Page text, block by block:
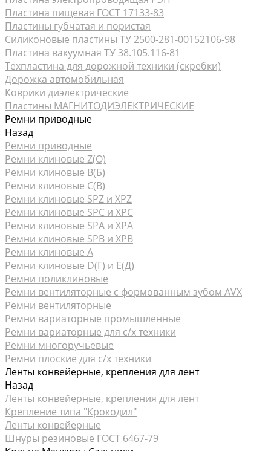
Пластина пищевая ГОСТ 17133-83
Пластины губчатая и пористая
Силиконовые пластины ТУ 2500-281-00152106-98
Пластина вакуумная ТУ 38.105.116-81
Техпластина для дорожной техники (скребки)
Дорожка автомобильная
Коврики диэлектрические
Пластины МАГНИТОДИЭЛЕКТРИЧЕСКИЕ
Ремни приводные
Назад
Ремни приводные
Ремни клиновые Z(О)
Ремни клиновые В(Б)
Ремни клиновые С(В)
Ремни клиновые SPZ и XPZ
Ремни клиновые SPC и XPC
Ремни клиновые SPA и XPA
Ремни клиновые SPB и XPB
Ремни клиновые А
Ремни клиновые D(Г) и Е(Д)
Ремни поликлиновые
Ремни вентиляторные с формованным зубом AVX
Ремни вентиляторные
Ремни вариаторные промышленные
Ремни вариаторные для с/х техники
Ремни многоручьевые
Ремни плоские для с/х техники
Ленты конвейерные, крепления для лент
Назад
Ленты конвейерные, крепления для лент
Крепление типа "Крокодил"
Ленты конвейерные
Шнуры резиновые ГОСТ 6467-79